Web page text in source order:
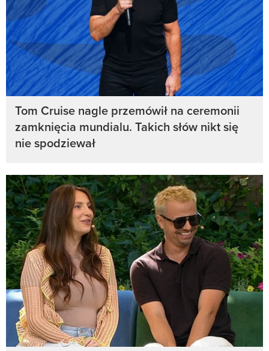
Tom Cruise nagle przemówił na ceremonii
zamknięcia mundialu. Takich słów nikt się
nie spodziewał